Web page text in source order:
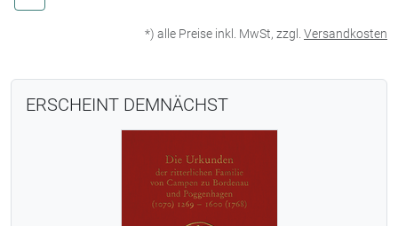
*) alle Preise inkl. MwSt, zzgl. Versandkosten
ERSCHEINT DEMNÄCHST